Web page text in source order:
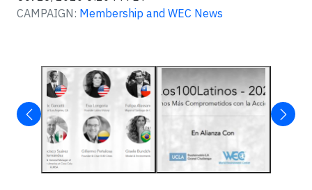
CAMPAIGN: Membership and WEC News